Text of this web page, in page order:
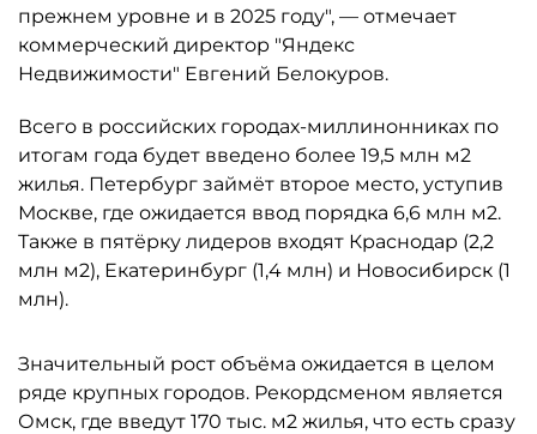
прежнем уровне и в 2025 году", — отмечает
коммерческий директор "Яндекс
Недвижимости" Евгений Белокуров.
Всего в российских городах-миллинонниках по
итогам года будет введено более 19,5 млн м2
жилья. Петербург займёт второе место, уступив
Москве, где ожидается ввод порядка 6,6 млн м2.
Также в пятёрку лидеров входят Краснодар (2,2
млн м2), Екатеринбург (1,4 млн) и Новосибирск (1
млн).
Значительный рост объёма ожидается в целом
ряде крупных городов. Рекордсменом является
Омск, где введут 170 тыс. м2 жилья, что есть сразу